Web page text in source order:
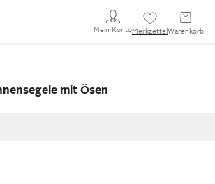
Mein KontoMerkzettel Warenkorb
mit Ösen